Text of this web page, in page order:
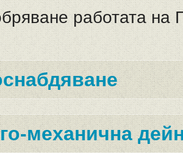
работата на
механична